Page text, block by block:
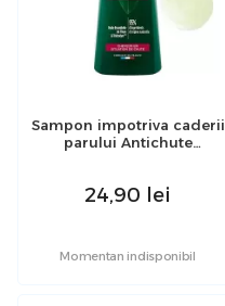
Sampon impotriva caderii
parului Antichute
24,90 lei
Momentan indisponibil